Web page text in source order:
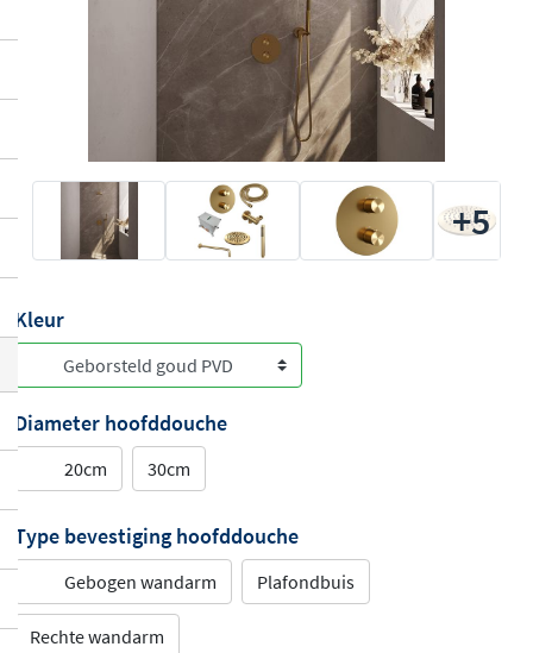
+5
Kleur
Diameter hoofddouche
20cm 30cm
Type bevestiging hoofddouche
Gebogen wandarm Plafondbuis
Rechte wandarm